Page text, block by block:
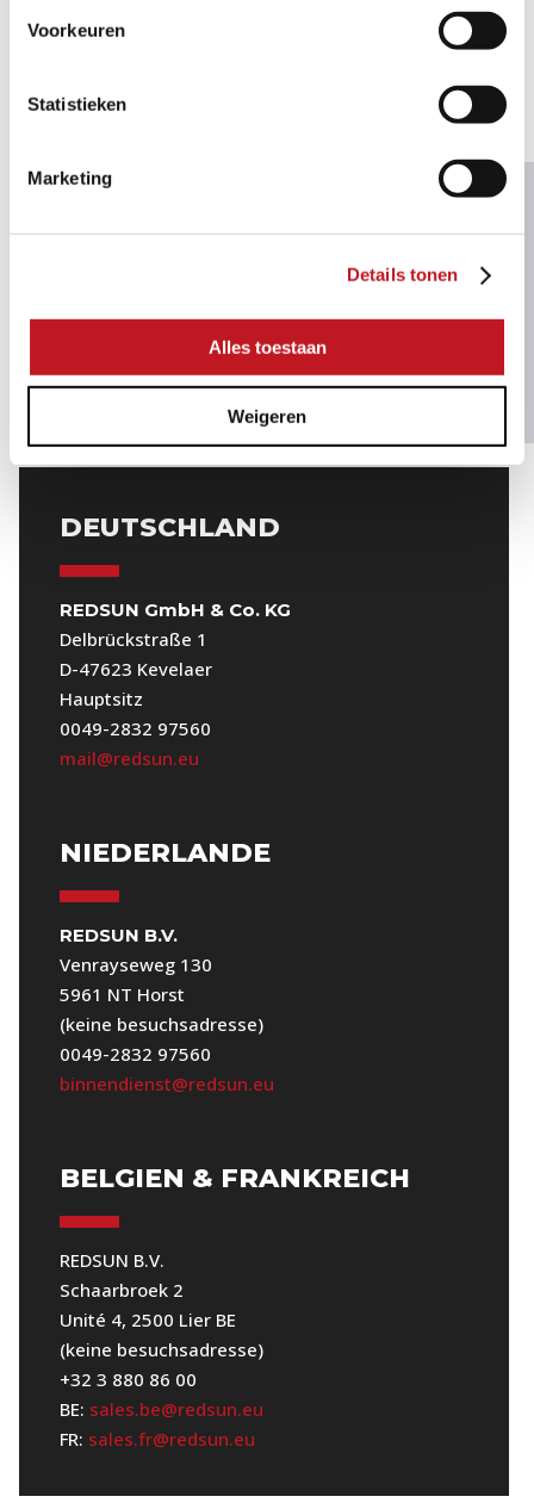
Voorkeuren
Statistieken
Marketing
Details tonen
Alles toestaan
Weigeren
DEUTSCHLAND
REDSUN GmbH & Co. KG
Delbrückstraße 1
D-47623 Kevelaer
Hauptsitz
0049-2832 97560
mail@redsun.eu
NIEDERLANDE
REDSUN B.V.
Venrayseweg 130
5961 NT Horst
(keine besuchsadresse)
0049-2832 97560
binnendienst@redsun.eu
BELGIEN & FRANKREICH
REDSUN B.V.
Schaarbroek 2
Unité 4, 2500 Lier BE
(keine besuchsadresse)
+32 3 880 86 00
BE: sales.be@redsun.eu
FR: sales.fr@redsun.eu